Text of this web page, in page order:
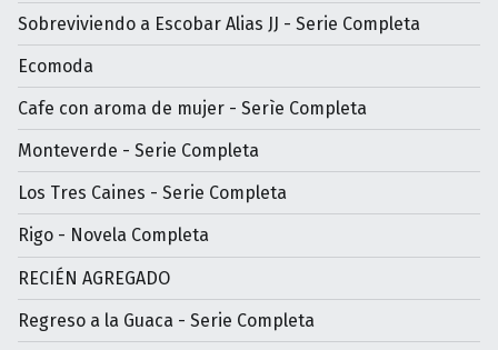
Sobreviviendo a Escobar Alias JJ - Serie Completa
Ecomoda
Cafe con aroma de mujer - Serìe Completa
Monteverde - Serie Completa
Los Tres Caines - Serie Completa
Rigo - Novela Completa
RECIÉN AGREGADO
Regreso a la Guaca - Serie Completa